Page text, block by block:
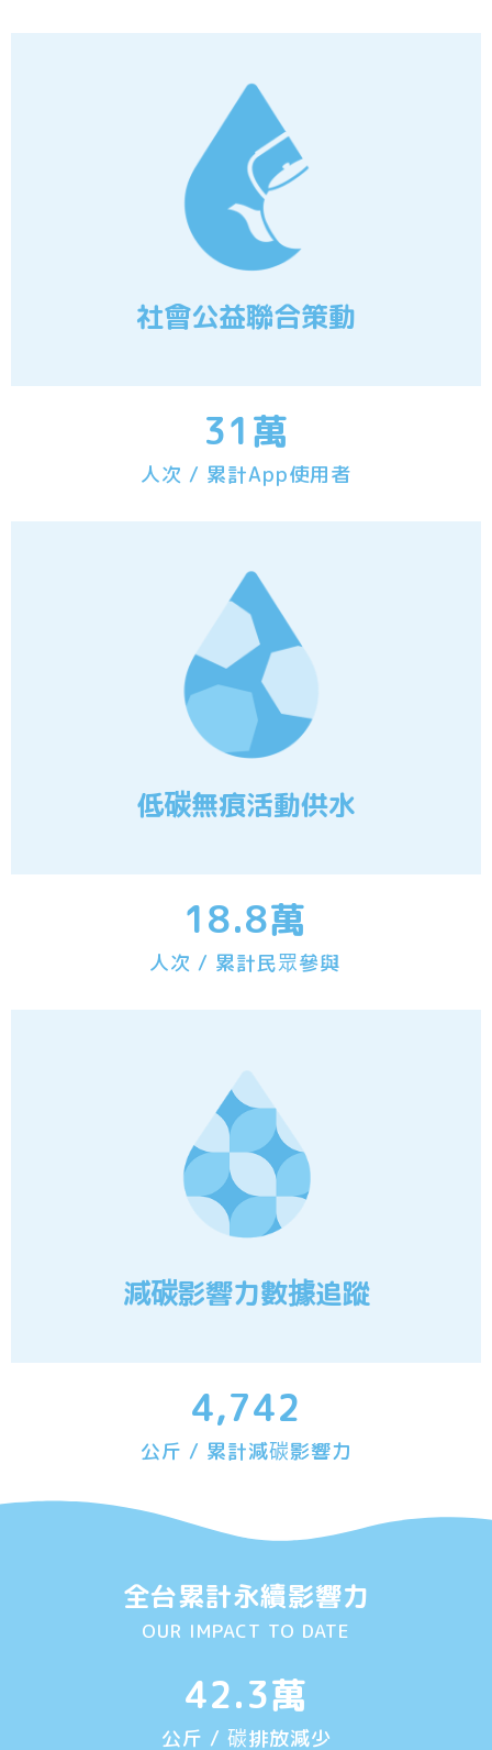
社會公益聯合策動
31萬
人次 / 累計App使用者
低碳無痕活動供水
18.8萬
人次 / 累計民眾參與
減碳影響力數據追蹤
4,742
公斤 / 累計減碳影響力
全台累計永續影響力
OUR IMPACT TO DATE
42.3萬
公斤 / 碳排放減少